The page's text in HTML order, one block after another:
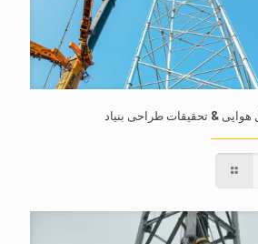
& تحقیقات طراحی بنیاد